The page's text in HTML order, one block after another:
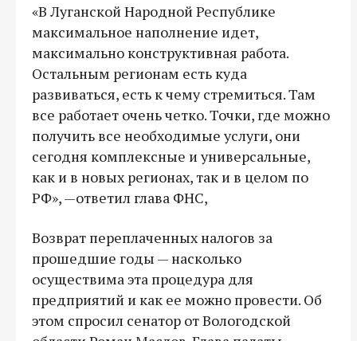
«В Луганской Народной Республике
максимальное наполнение идет,
максимально конструктивная работа.
Остальным регионам есть куда
развиваться, есть к чему стремиться. Там
все работает очень четко. Точки, где можно
получить все необходимые услуги, они
сегодня комплексные и универсальные,
как и в новых регионах, так и в целом по
РФ», —ответил глава ФНС,
Возврат переплаченных налогов за
прошедшие годы — насколько
осуществима эта процедура для
предприятий и как ее можно провести. Об
этом спросил сенатор от Вологодской